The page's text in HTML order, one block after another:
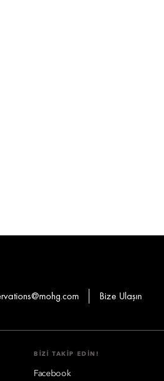
Bize Ulaşın
BIZI TAKIP EDIN!
Facebook